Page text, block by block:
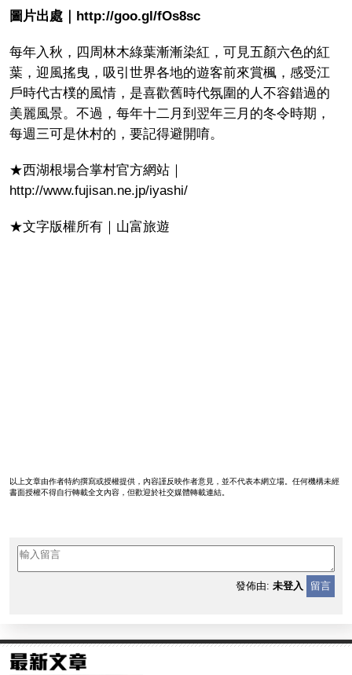
圖片出處｜http://goo.gl/fOs8sc
每年入秋，四周林木綠葉漸漸染紅，可見五顏六色的紅
葉，迎風搖曳，吸引世界各地的遊客前來賞楓，感受江
戶時代古樸的風情，是喜歡舊時代氛圍的人不容錯過的
美麗風景。不過，每年十二月到翌年三月的冬令時期，
每週三可是休村的，要記得避開唷。
★西湖根場合掌村官方網站｜
http://www.fujisan.ne.jp/iyashi/
★文字版權所有｜山富旅遊
以上文章由作者特約撰寫或授權提供，內容謹反映作者意見，並不代表本網立場。任何機構未經
書面授權不得自行轉載全文內容，但歡迎於社交媒體轉載連結。
發佈由: 未登入 留言